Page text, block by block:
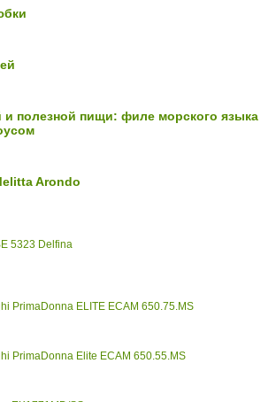
и полезной пищи: филе морского языка
Arondo
5323 Delfina
PrimaDonna ELITE ECAM 650.75.MS
PrimaDonna Elite ECAM 650.55.MS